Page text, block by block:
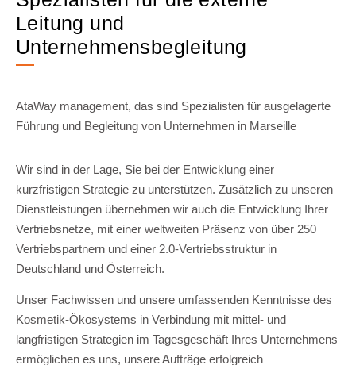
Leitung und
Unternehmensbegleitung
AtaWay management, das sind Spezialisten für ausgelagerte
Führung und Begleitung von Unternehmen in Marseille
Wir sind in der Lage, Sie bei der Entwicklung einer
kurzfristigen Strategie zu unterstützen. Zusätzlich zu unseren
Dienstleistungen übernehmen wir auch die Entwicklung Ihrer
Vertriebsnetze, mit einer weltweiten Präsenz von über 250
Vertriebspartnern und einer 2.0-Vertriebsstruktur in
Deutschland und Österreich.
Unser Fachwissen und unsere umfassenden Kenntnisse des
Kosmetik-Ökosystems in Verbindung mit mittel- und
langfristigen Strategien im Tagesgeschäft Ihres Unternehmens
ermöglichen es uns, unsere Aufträge erfolgreich